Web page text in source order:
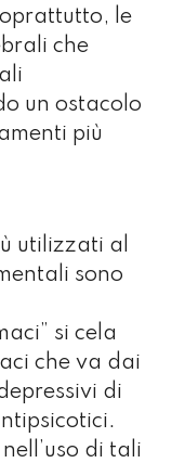
le
che
un ostacolo
più
utilizzati al
sono
si cela
che va dai
di
di tali